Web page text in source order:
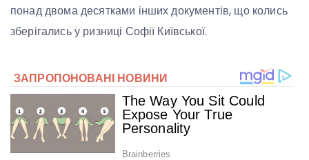
понад двома десятками інших документів, що колись
зберігались у ризниці Софії Київської.